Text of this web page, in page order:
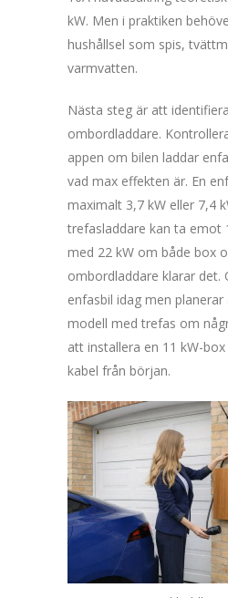
kW. Men i praktiken
hushållsel som spis,
varmvatten.
Nästa steg är att
ombordladdare.
appen om bilen laddar
vad max effekten är. En
maximalt 3,7 kW eller 7,4
trefasladdare kan ta emot
med 22 kW om både box
ombordladdare klarar det.
enfasbil idag men
modell med trefas om
att installera en 11 kW-
kabel från början.